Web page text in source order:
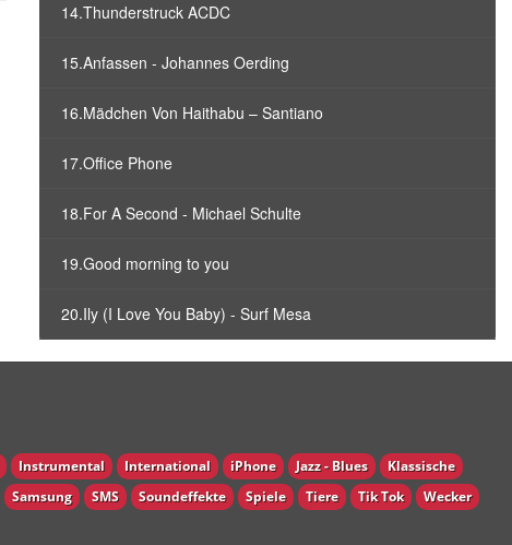
14.Thunderstruck ACDC
15.Anfassen - Johannes Oerding
16.Mädchen Von Haithabu – Santiano
17.Office Phone
18.For A Second - Michael Schulte
19.Good morning to you
20.Ily (I Love You Baby) - Surf Mesa
Instrumental International iPhone Jazz - Blues
Klassische
Samsung SMS Soundeffekte Spiele Tiere Tik Tok
Wecker